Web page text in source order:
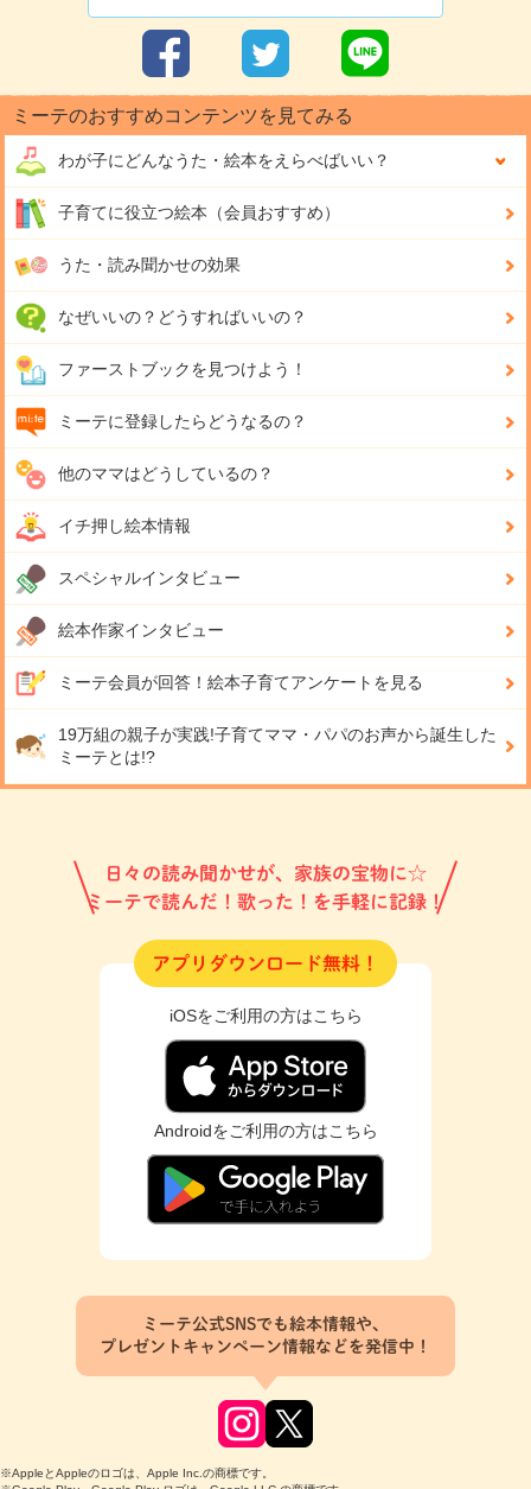
ミーテのおすすめコンテンツを見てみる
わが子にどんなうた・絵本をえらべばいい？
子育てに役立つ絵本（会員おすすめ）
うた・読み聞かせの効果
なぜいいの？どうすればいいの？
ファーストブックを見つけよう！
ミーテに登録したらどうなるの？
他のママはどうしているの？
イチ押し絵本情報
スペシャルインタビュー
絵本作家インタビュー
ミーテ会員が回答！ 絵本子育てアンケートを見る
19万組の親子が実践!子育てママ・パパのお声から誕生した
ミーテとは!?
日々の読み聞かせが、家族の宝物に☆
ミーテで読んだ！歌った！を手軽に記録！
アプリダウンロード無料！
iOSをご利用の方はこちら
Androidをご利用の方はこちら
ミーテ公式SNSでも絵本情報や、
プレゼントキャンペーン情報などを発信中！
※AppleとAppleのロゴは、Apple Inc.の商標です。